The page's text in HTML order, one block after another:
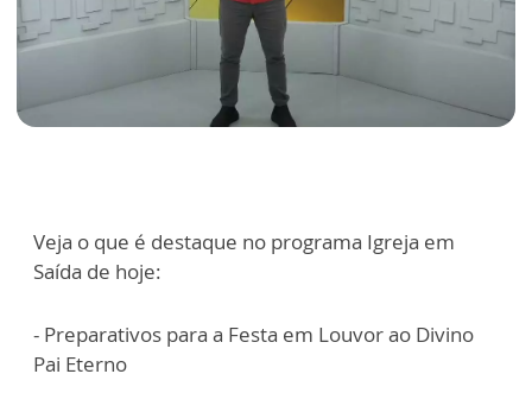
Veja o que é destaque no programa Igreja em
Saída de hoje:
- Preparativos para a Festa em Louvor ao Divino
Pai Eterno